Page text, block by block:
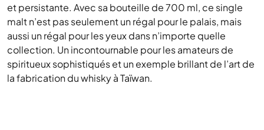
et persistante. Avec sa bouteille de 700 ml, ce single
malt n’est pas seulement un régal pour le palais, mais
aussi un régal pour les yeux dans n’importe quelle
collection. Un incontournable pour les amateurs de
spiritueux sophistiqués et un exemple brillant de l’art de
la fabrication du whisky à Taïwan.